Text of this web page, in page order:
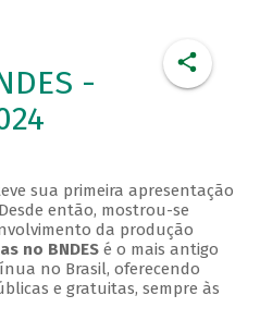
-
sua primeira apresentação
então, mostrou-se
da produção
no BNDESé o mais antigo
no Brasil, oferecendo
e gratuitas, sempre às